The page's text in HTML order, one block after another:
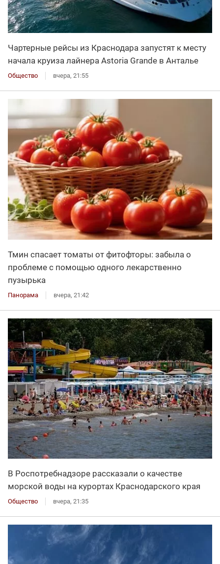
Чартерные рейсы из Краснодара запустят к месту
начала круиза лайнера Astoria Grande в Анталье
Общество вчера, 21:55
Тмин спасает томаты от фитофторы: забыла о
проблеме с помощью одного лекарственно
пузырька
Панорама вчера, 21:42
В Роспотребнадзоре рассказали о качестве
морской воды на курортах Краснодарского края
Общество вчера, 21:35